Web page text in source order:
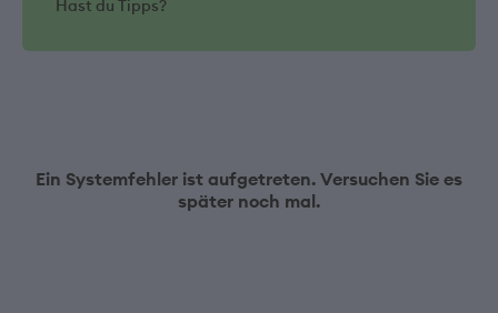
Hast du Tipps?
Ein Systemfehler ist aufgetreten. Versuchen Sie es
später noch mal.